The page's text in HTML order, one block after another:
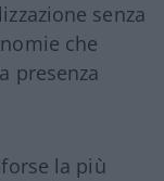
senza
che
presenza
la più